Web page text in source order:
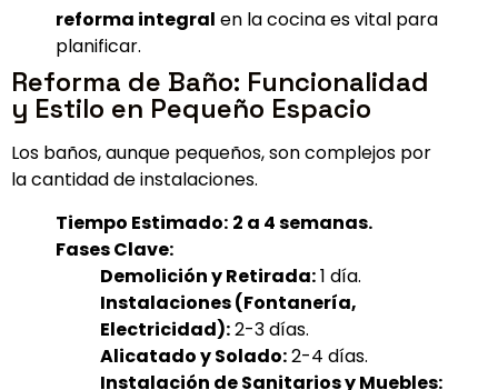
reforma integral en la cocina es vital para
planificar.
Reforma de Baño: Funcionalidad
y Estilo en Pequeño Espacio
Los baños, aunque pequeños, son complejos por
la cantidad de instalaciones.
Tiempo Estimado: 2 a 4 semanas.
Fases Clave:
Demolición y Retirada:1 día.
Instalaciones (Fontanería,
Electricidad):2-3 días.
Alicatado y Solado:2-4 días.
Instalación de Sanitarios y Muebles: